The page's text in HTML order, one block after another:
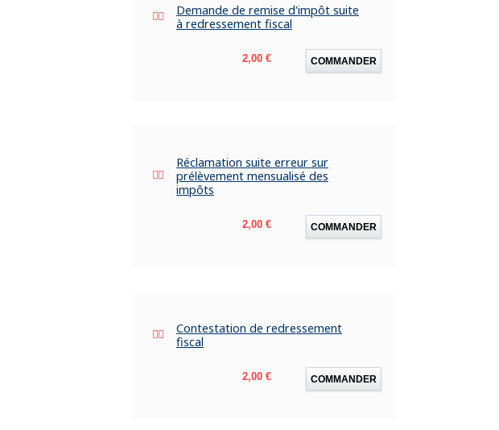
Demande de remise d'impôt suite
à redressement fiscal
Prix
2,00 € COMMANDER
Réclamation suite erreur sur
prélèvement mensualisé des
impôts
Prix
2,00 € COMMANDER
Contestation de redressement
fiscal
Prix
2,00 € COMMANDER